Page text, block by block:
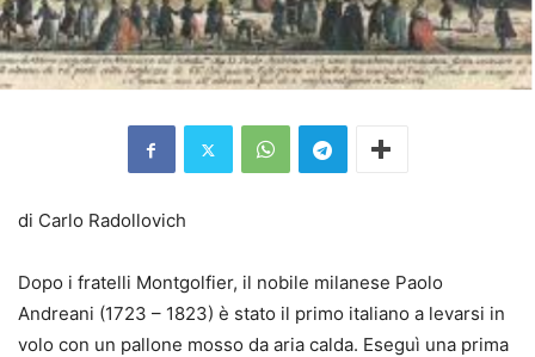
di Carlo Radollovich
Dopo i fratelli Montgolfier, il nobile milanese Paolo
Andreani (1723 – 1823) è stato il primo italiano a levarsi in
volo con un pallone mosso da aria calda. Eseguì una prima